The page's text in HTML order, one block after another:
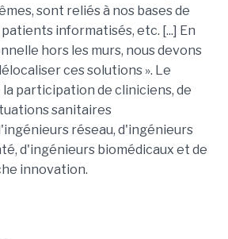
sont reliés à nos bases de
informatisés, etc. [...] En
hors les murs, nous devons
ces solutions ». Le
participation de cliniciens, de
sanitaires
réseau, d'ingénieurs
d'ingénieurs biomédicaux et de
innovation.